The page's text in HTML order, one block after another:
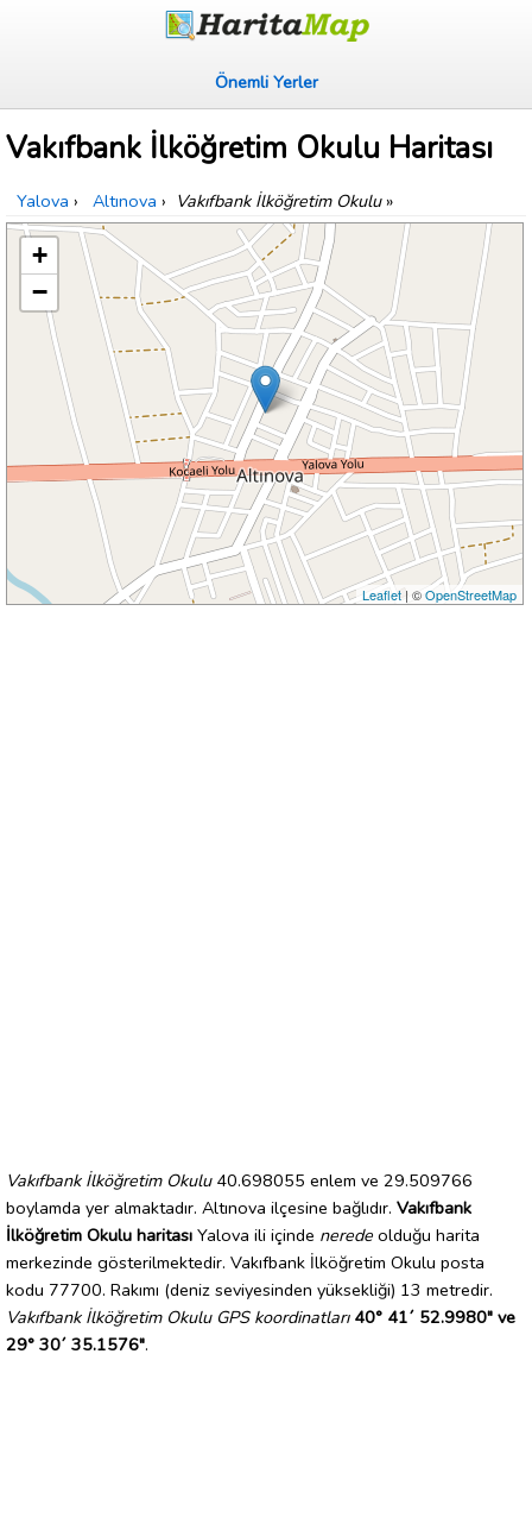
Önemli Yerler
Vakıfbank İlköğretim Okulu Haritası
Yalova › Altınova › Vakıfbank İlköğretim Okulu»
+
−
Leaflet| ©OpenStreetMap
Vakıfbank İlköğretim Okulu40.698055 enlem ve 29.509766
boylamda yer almaktadır. Altınova ilçesine bağlıdır. Vakıfbank
İlköğretim Okulu haritası Yalova ili içinde nerede olduğu harita
merkezinde gösterilmektedir. Vakıfbank İlköğretim Okulu posta
kodu 77700. Rakımı (deniz seviyesinden yüksekliği) 13 metredir.
Vakıfbank İlköğretim Okulu GPS koordinatları 40° 41´ 52.9980" ve
29° 30´ 35.1576".